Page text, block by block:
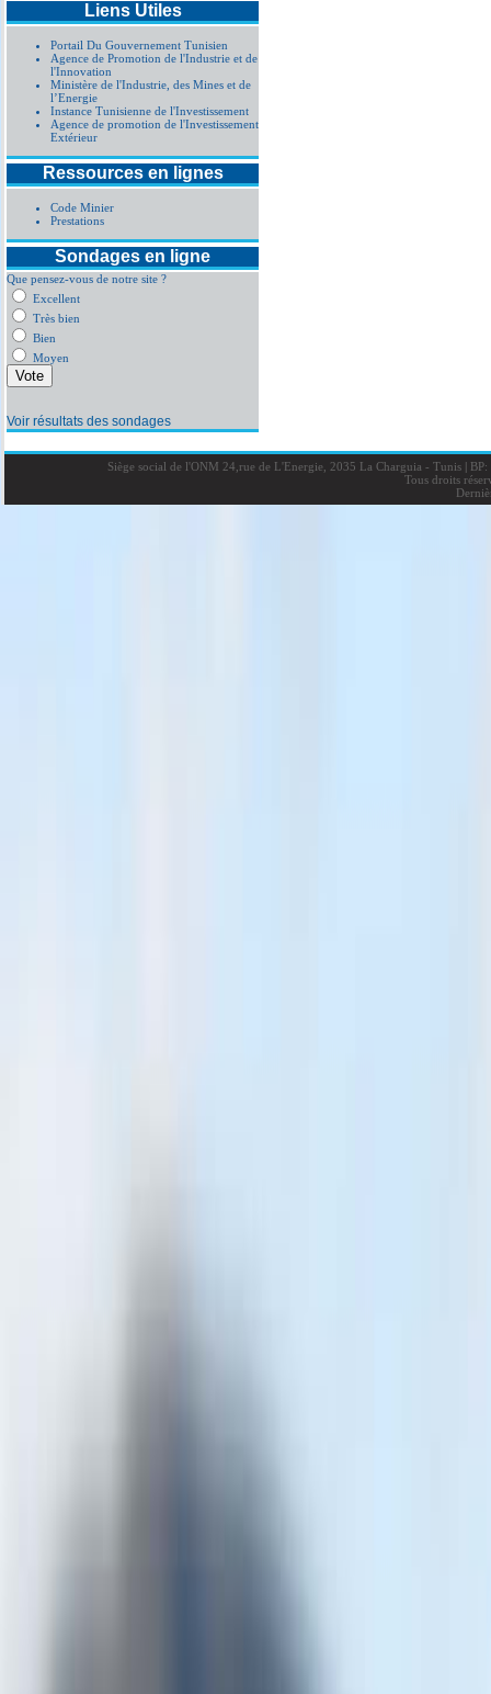
Liens Utiles
Portail Du Gouvernement Tunisien
Agence de Promotion de l'Industrie et de
l'Innovation
Ministère de l'Industrie, des Mines et de
l’Energie
Instance Tunisienne de l'Investissement
Agence de promotion de l'Investissement
Extérieur
Ressources en lignes
Code Minier
Prestations
Sondages en ligne
Que pensez-vous de notre site ?
Excellent
Très bien
Bien
Moyen
Voir résultats des sondages
Siège social de l'ONM 24,rue de L'Energie, 2035 La Charguia - Tunis |BP:
Tous droits